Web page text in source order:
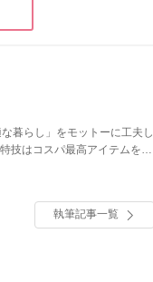
暮らし」をモットーに工夫し
技はコスパ最高アイテムを見
執筆記事一覧